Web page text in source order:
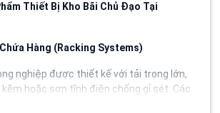
Thiết Bị Kho Bãi Chủ Đạo Tại
Hàng (Racking Systems)
nghiệp được thiết kế với tải trọng lớn,
hoặc sơn tĩnh điện chống gỉ sét. Các